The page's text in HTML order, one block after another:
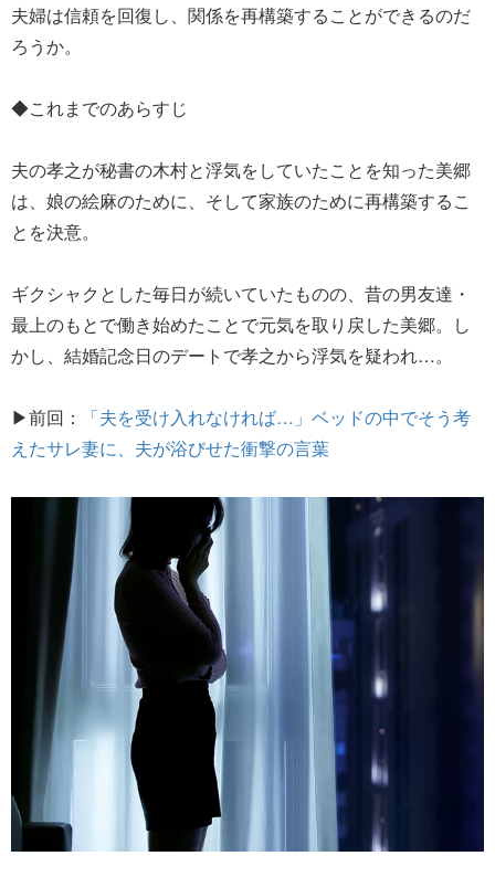
夫婦は信頼を回復し、関係を再構築することができるのだ
ろうか。
◆これまでのあらすじ
夫の孝之が秘書の木村と浮気をしていたことを知った美郷
は、娘の絵麻のために、そして家族のために再構築するこ
とを決意。
ギクシャクとした毎日が続いていたものの、昔の男友達・
最上のもとで働き始めたことで元気を取り戻した美郷。し
かし、結婚記念日のデートで孝之から浮気を疑われ…。
▶前回：
「夫を受け入れなければ…」ベッドの中でそう考
えたサレ妻に、夫が浴びせた衝撃の言葉